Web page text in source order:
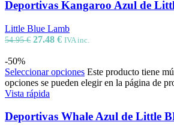
Deportivas Kangaroo Azul de
Little Blue Lamb
54.95€ 27.48 € IVA inc.
-50%
Seleccionar opciones Este producto tiene
opciones se pueden elegir en la página de
Vista rápida
Deportivas Whale Azul de Little